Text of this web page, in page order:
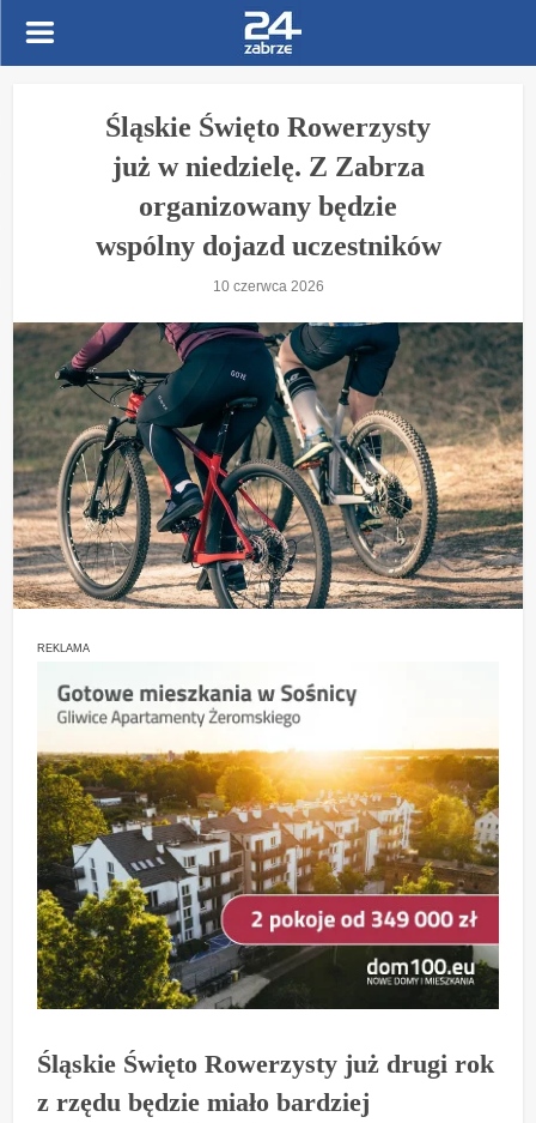
Śląskie Święto Rowerzysty
już w niedzielę. Z Zabrza
organizowany będzie
wspólny dojazd uczestników
10 czerwca 2026
REKLAMA
Śląskie Święto Rowerzysty już drugi rok
z rzędu będzie miało bardziej